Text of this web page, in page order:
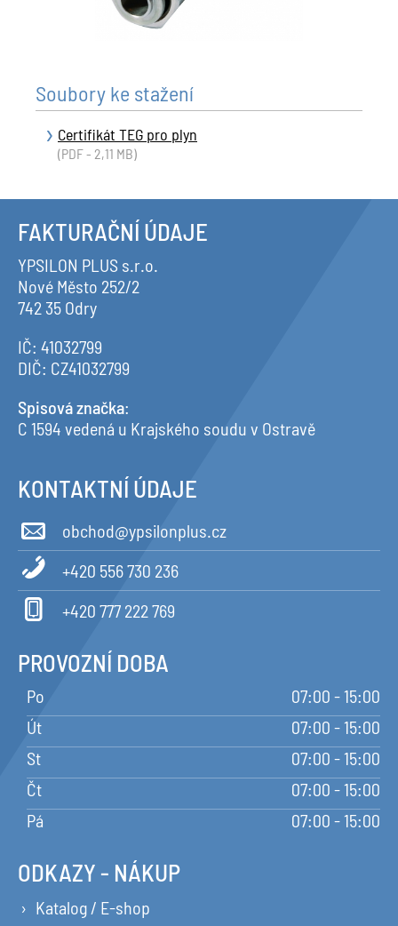
Soubory ke stažení
Certifikát TEG pro plyn
(PDF - 2,11 MB)
FAKTURAČNÍ ÚDAJE
YPSILON PLUS s.r.o.
Nové Město 252/2
742 35 Odry
IČ: 41032799
DIČ: CZ41032799
Spisová značka:
C 1594 vedená u Krajského soudu v Ostravě
KONTAKTNÍ ÚDAJE
obchod@ypsilonplus.cz
+420 556 730 236
+420 777 222 769
PROVOZNÍ DOBA
Po
07:00 - 15:00
Út
07:00 - 15:00
St
07:00 - 15:00
Čt
07:00 - 15:00
Pá
07:00 - 15:00
ODKAZY - NÁKUP
Katalog / E-shop